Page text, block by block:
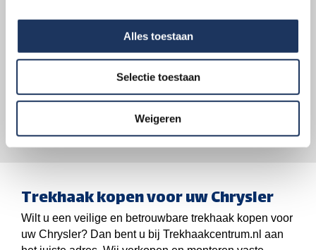
Alles toestaan
Selectie toestaan
Weigeren
150,000
Trekhaakmontages
1,500
Trekhaak kopen voor uw Chrysler
Wilt u een veilige en betrouwbare trekhaak kopen voor
uw Chrysler? Dan bent u bij Trekhaakcentrum.nl aan